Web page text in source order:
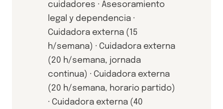
cuidadores · Asesoramiento
legal y dependencia ·
Cuidadora externa (15
h/semana) · Cuidadora externa
(20 h/semana, jornada
continua) · Cuidadora externa
(20 h/semana, horario partido)
· Cuidadora externa (40